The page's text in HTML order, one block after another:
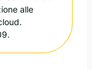
alle